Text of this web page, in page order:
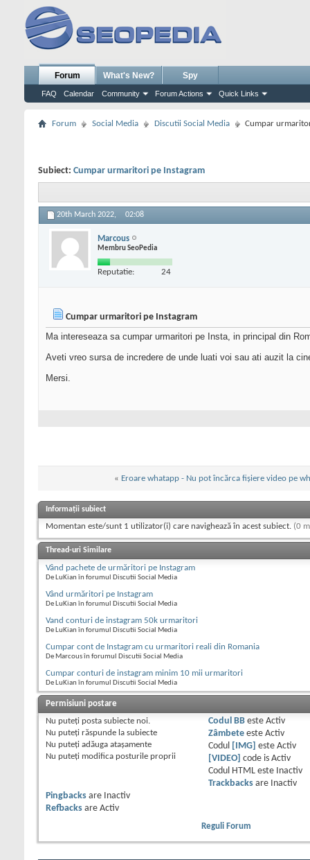
Forum
FAQ Calendar Community Forum Actions Quick Links
What's New? Spy
Forum Social Media Discutii Social Media Cumpar
Subiect: Cumpar urmaritori pe Instagram
20th March 2022, 02:08
Marcous
Membru SeoPedia
Reputatie: 24
Cumpar urmaritori pe Instagram
Ma intereseaza sa cumpar urmaritori pe Insta, in principal din
Aveti vreo sursa de incredere de unde luati voi sau ati auzit la
Mersi.
« Eroare whatapp - Nu pot încărca fișiere video pe
Informații subiect
Momentan este/sunt 1 utilizator(i) care navighează în acest subiect. (0
Thread-uri Similare
Vând pachete de urmăritori pe Instagram
De LuKian în forumul Discutii Social Media
Vând urmăritori pe Instagram
De LuKian în forumul Discutii Social Media
Vand conturi de instagram 50k urmaritori
De LuKian în forumul Discutii Social Media
Cumpar cont de Instagram cu urmaritori reali din Romania
De Marcous în forumul Discutii Social Media
Cumpar conturi de instagram minim 10 mii urmaritori
De LuKian în forumul Discutii Social Media
Permisiuni postare
Nu puteţi posta subiecte noi.
Nu puteţi răspunde la subiecte
Nu puteţi adăuga ataşamente
Nu puteţi modifica posturile proprii
Codul BBeste Activ
Zâmbeteeste Activ
Codul
[IMG] este Activ
[VIDEO]
code is Activ
Codul HTML este
Inactiv
Trackbacksare
Inactiv
Pingbacks are
Inactiv
Refbacks are Activ
Reguli Forum